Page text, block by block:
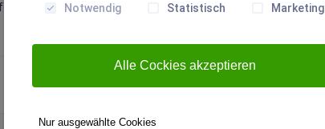
Mit ihm lassen sich eindrucksvolle und
Notwendig Statistisch Marketing
Alle Cockies akzeptieren
Nur ausgewählte Cookies